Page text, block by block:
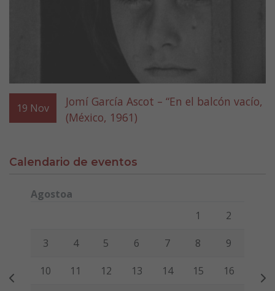
19 Nov
Jomí García Ascot – “En el balcón vacío,
(México, 1961)
Calendario de eventos
Agostoa
Viernes Sábado
1 2
3 4 5 6 7 8 9
10 11 12 13 14 15 16